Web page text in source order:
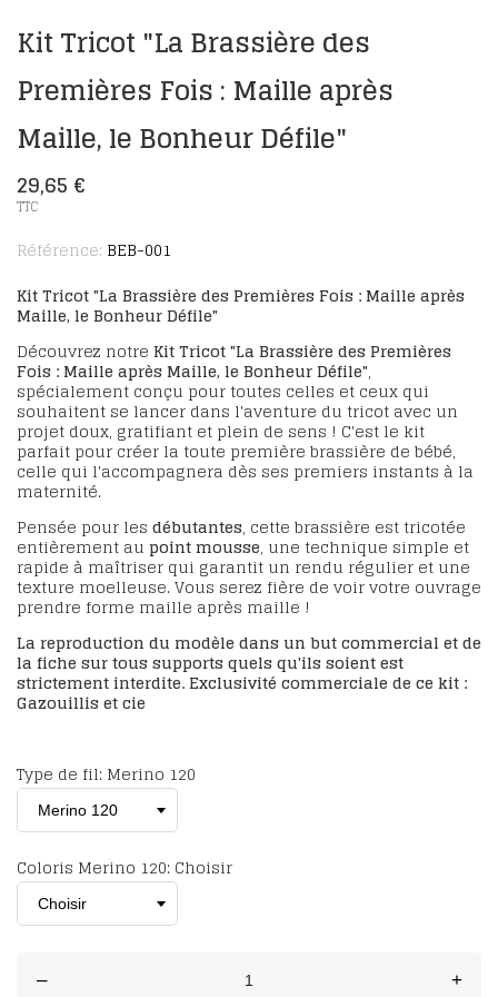
Kit Tricot "La Brassière des
Premières Fois : Maille après
Maille, le Bonheur Défile"
29,65 €
TTC
Référence: BEB-001
Kit Tricot "La Brassière des Premières Fois : Maille après
Maille, le Bonheur Défile"
Découvrez notre Kit Tricot "La Brassière des Premières
Fois : Maille après Maille, le Bonheur Défile",
spécialement conçu pour toutes celles et ceux qui
souhaitent se lancer dans l'aventure du tricot avec un
projet doux, gratifiant et plein de sens ! C'est le kit
parfait pour créer la toute première brassière de bébé,
celle qui l'accompagnera dès ses premiers instants à la
maternité.
Pensée pour les débutantes, cette brassière est tricotée
entièrement au point mousse, une technique simple et
rapide à maîtriser qui garantit un rendu régulier et une
texture moelleuse. Vous serez fière de voir votre ouvrage
prendre forme maille après maille !
La reproduction du modèle dans un but commercial et de
la fiche sur tous supports quels qu'ils soient est
strictement interdite. Exclusivité commerciale de ce kit :
Gazouillis et cie
Type de fil: Merino 120
Coloris Merino 120: Choisir
– +